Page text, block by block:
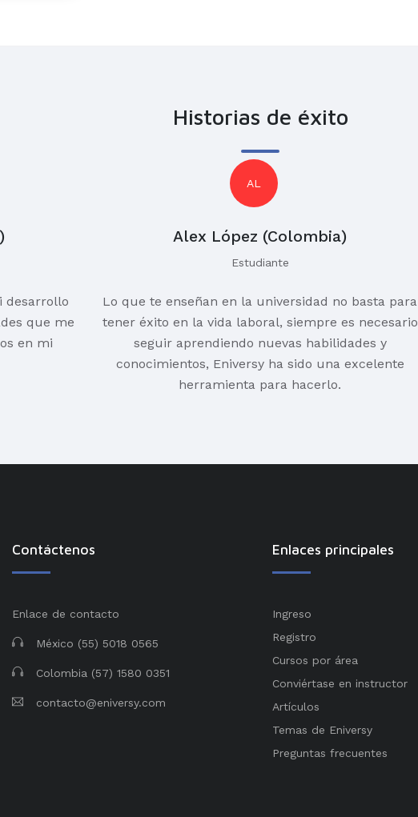
Historias de éxito
desarrollo
que me
en mi
AL
Alex López (Colombia)
Estudiante
Lo que te enseñan en la universidad no basta para
tener éxito en la vida laboral, siempre es necesario
seguir aprendiendo nuevas habilidades y
conocimientos, Eniversy ha sido una excelente
herramienta para hacerlo.
Contáctenos
Enlace de contacto
México (55) 5018 0565
Colombia (57) 1580 0351
contacto@eniversy.com
Enlaces principales
Ingreso
Registro
Cursos por área
Conviértase en instructor
Artículos
Temas de Eniversy
Preguntas frecuentes